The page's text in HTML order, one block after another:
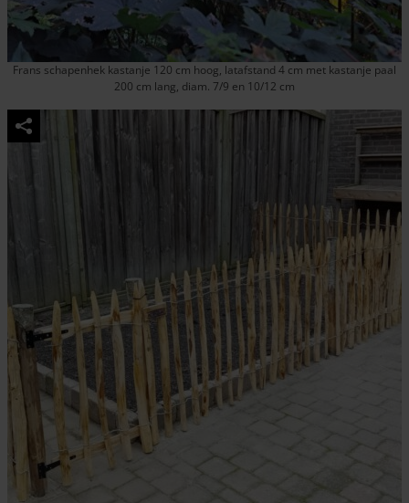
Frans schapenhek kastanje 120 cm hoog, latafstand 4 cm met kastanje paal
200 cm lang, diam. 7/9 en 10/12 cm